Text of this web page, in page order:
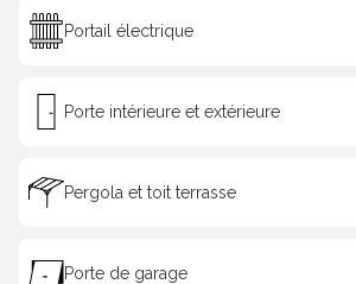
Portail électrique
Porte intérieure et extérieure
Pergola et toit terrasse
Porte de garage